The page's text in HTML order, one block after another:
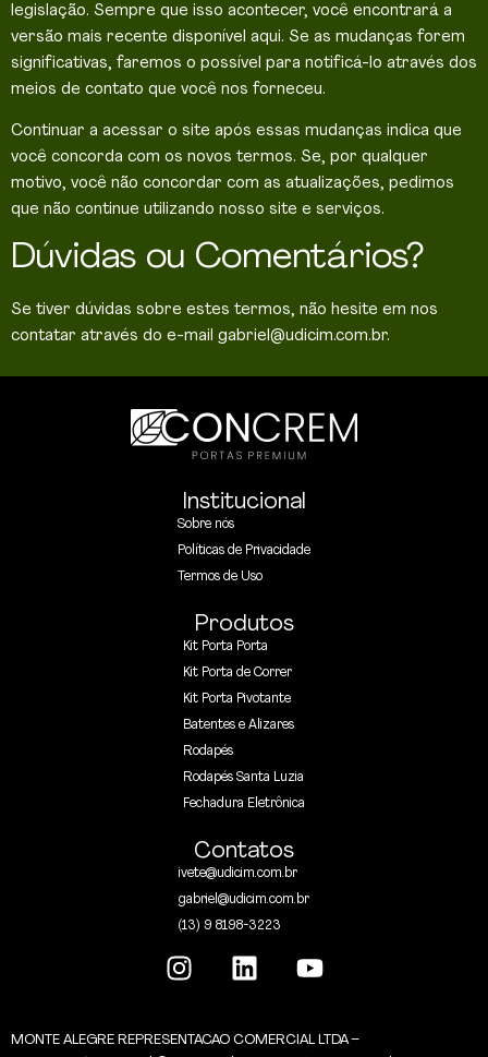
legislação. Sempre que isso acontecer, você encontrará a
versão mais recente disponível aqui. Se as mudanças forem
significativas, faremos o possível para notificá-lo através dos
meios de contato que você nos forneceu.
Continuar a acessar o site após essas mudanças indica que
você concorda com os novos termos. Se, por qualquer
motivo, você não concordar com as atualizações, pedimos
que não continue utilizando nosso site e serviços.
Dúvidas ou Comentários?
Se tiver dúvidas sobre estes termos, não hesite em nos
contatar através do e-mail gabriel@udicim.com.br.
Institucional
Sobre nós
Políticas de Privacidade
Termos de Uso
Produtos
Kit Porta Porta
Kit Porta de Correr
Kit Porta Pivotante
Batentes e Alizares
Rodapés
Rodapés Santa Luzia
Fechadura Eletrônica
Contatos
ivete@udicim.com.br
gabriel@udicim.com.br
(13) 9 8198-3223
MONTE ALEGRE REPRESENTACAO COMERCIAL LTDA –